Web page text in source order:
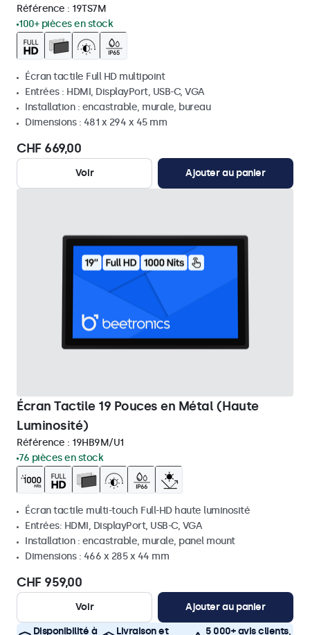
Référence : 19TS7M
100+ pièces en stock
Écran tactile Full HD multipoint
Entrées : HDMI, DisplayPort, USB-C, VGA
Installation : encastrable, murale, bureau
Dimensions : 481 x 294 x 45 mm
CHF 669,00
Voir Ajouter au panier
Écran Tactile 19 Pouces en Métal (Haute
Luminosité)
Référence : 19HB9M/U1
76 pièces en stock
Écran tactile multi-touch Full-HD haute luminosité
Entrées: HDMI, DisplayPort, USB-C, VGA
Installation : encastrable, murale, panel mount
Dimensions : 466 x 285 x 44 mm
CHF 959,00
Voir Ajouter au panier
Disponibilité à Livraison et 5 000+ avis clients,